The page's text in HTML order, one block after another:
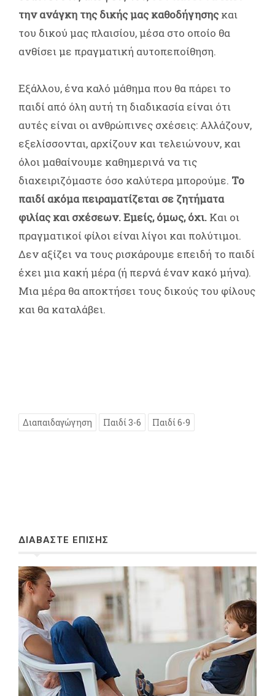
την ανάγκη της δικής μας καθοδήγησηςκαι
του δικού μας πλαισίου, μέσα στο οποίο θα
ανθίσει με πραγματική αυτοπεποίθηση.
Εξάλλου, ένα καλό μάθημα που θα πάρει το
παιδί από όλη αυτή τη διαδικασία είναι ότι
αυτές είναι οι ανθρώπινες σχέσεις: Αλλάζουν,
εξελίσσονται, αρχίζουν και τελειώνουν, και
όλοι μαθαίνουμε καθημερινά να τις
διαχειριζόμαστε όσο καλύτερα μπορούμε. Το
παιδί ακόμα πειραματίζεται σε ζητήματα
φιλίας και σχέσεων. Εμείς, όμως, όχι. Και οι
πραγματικοί φίλοι είναι λίγοι και πολύτιμοι.
Δεν αξίζει να τους ρισκάρουμε επειδή το παιδί
έχει μια κακή μέρα (ή περνά έναν κακό μήνα).
Μια μέρα θα αποκτήσει τους δικούς του φίλους
και θα καταλάβει.
Διαπαιδαγώγηση Παιδί 3-6 Παιδί 6-9
ΔΙΑΒΑΣΤΕ ΕΠΙΣΗΣ